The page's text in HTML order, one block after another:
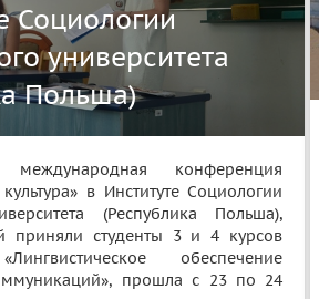
Социологии
университета
Польша)
конференция
в Институте Социологии
(Республика Польша),
приняли студенты 3 и 4 курсов
обеспечение
прошла с 23 по 24